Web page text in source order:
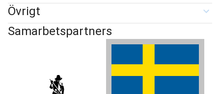
Övrigt
Samarbetspartners